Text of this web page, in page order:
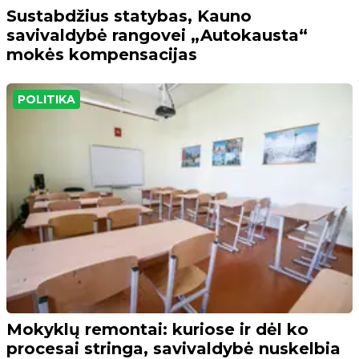
Sustabdžius statybas, Kauno
savivaldybė rangovei „Autokausta“
mokės kompensacijas
POLITIKA
Mokyklų remontai: kuriose ir dėl ko
procesai stringa, savivaldybė nuskelbia